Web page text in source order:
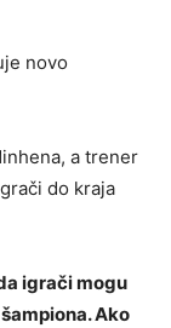
novo
a trener
do kraja
igrači mogu
Ako